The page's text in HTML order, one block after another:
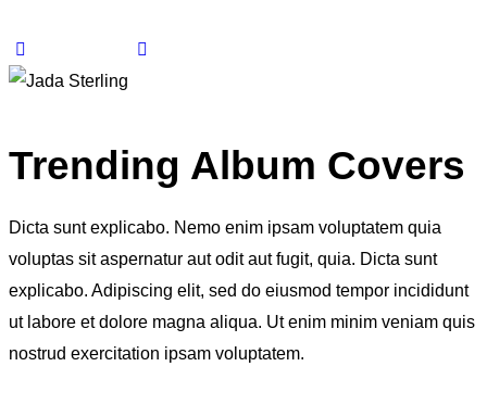
Trending Album Covers
Dicta sunt explicabo. Nemo enim ipsam voluptatem quia
voluptas sit aspernatur aut odit aut fugit, quia. Dicta sunt
explicabo. Adipiscing elit, sed do eiusmod tempor incididunt
ut labore et dolore magna aliqua. Ut enim minim veniam quis
nostrud exercitation ipsam voluptatem.